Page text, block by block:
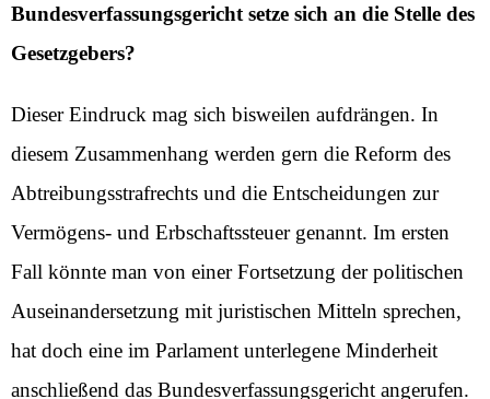
Bundesverfassungsgericht setze sich an die Stelle des
Gesetzgebers?
Dieser Eindruck mag sich bisweilen aufdrängen. In
diesem Zusammenhang werden gern die Reform des
Abtreibungsstrafrechts und die Entscheidungen zur
Vermögens- und Erbschaftssteuer genannt. Im ersten
Fall könnte man von einer Fortsetzung der politischen
Auseinandersetzung mit juristischen Mitteln sprechen,
hat doch eine im Parlament unterlegene Minderheit
anschließend das Bundesverfassungsgericht angerufen.